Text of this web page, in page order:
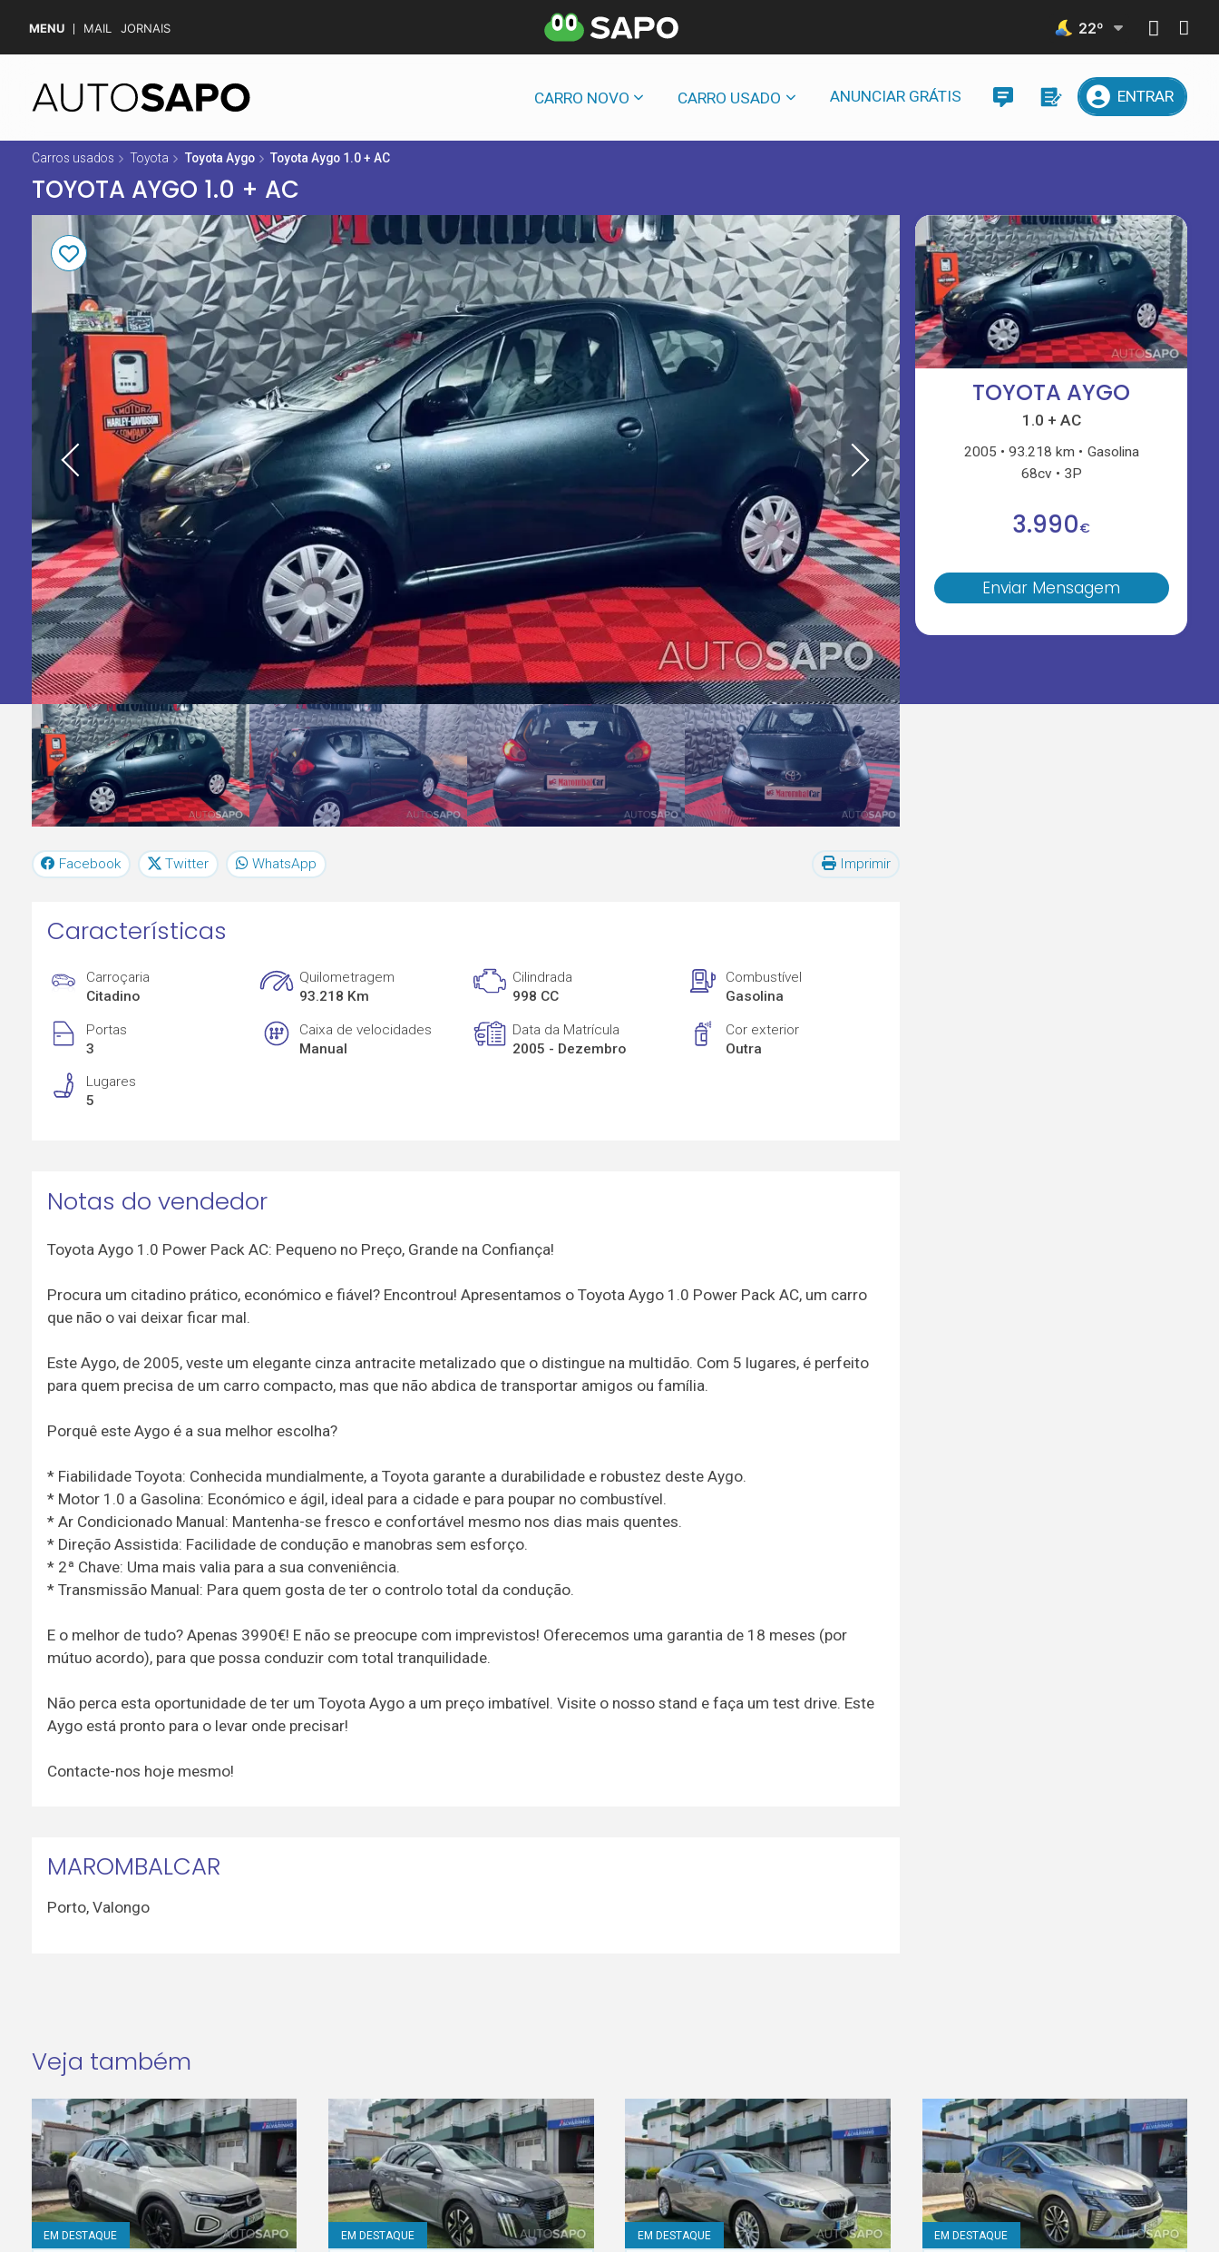
MENU MAIL JORNAIS 22º
CARRO NOVO CARRO USADO ANUNCIAR GRÁTIS ENTRAR
Carros usados Toyota Toyota Aygo Toyota Aygo 1.0 + AC
TOYOTA AYGO 1.0 + AC
TOYOTA AYGO
1.0 + AC
2005 93.218 km
Gasolina
68cv
3P
3.990€
Enviar Mensagem
Facebook Twitter WhatsApp Imprimir
Características
Carroçaria
Citadino
Quilometragem
93.218 Km
Cilindrada
998 CC
Combustível
Gasolina
Portas
3
Caixa de velocidades
Manual
Data da Matrícula
2005 - Dezembro
Cor exterior
Outra
Lugares
5
Notas do vendedor
Toyota Aygo 1.0 Power Pack AC: Pequeno no Preço, Grande na Confiança!
Procura um citadino prático, económico e fiável? Encontrou! Apresentamos o Toyota Aygo 1.0 Power Pack AC, um carro
que não o vai deixar ficar mal.
Este Aygo, de 2005, veste um elegante cinza antracite metalizado que o distingue na multidão. Com 5 lugares, é perfeito
para quem precisa de um carro compacto, mas que não abdica de transportar amigos ou família.
Porquê este Aygo é a sua melhor escolha?
* Fiabilidade Toyota: Conhecida mundialmente, a Toyota garante a durabilidade e robustez deste Aygo.
* Motor 1.0 a Gasolina: Económico e ágil, ideal para a cidade e para poupar no combustível.
* Ar Condicionado Manual: Mantenha-se fresco e confortável mesmo nos dias mais quentes.
* Direção Assistida: Facilidade de condução e manobras sem esforço.
* 2ª Chave: Uma mais valia para a sua conveniência.
* Transmissão Manual: Para quem gosta de ter o controlo total da condução.
E o melhor de tudo? Apenas 3990€! E não se preocupe com imprevistos! Oferecemos uma garantia de 18 meses (por
mútuo acordo), para que possa conduzir com total tranquilidade.
Não perca esta oportunidade de ter um Toyota Aygo a um preço imbatível. Visite o nosso stand e faça um test drive. Este
Aygo está pronto para o levar onde precisar!
Contacte-nos hoje mesmo!
MAROMBALCAR
Porto, Valongo
Veja também
EM DESTAQUE EM DESTAQUE EM DESTAQUE EM DESTAQUE